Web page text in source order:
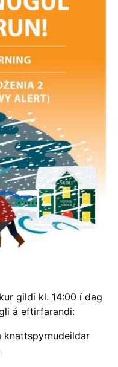
gildi kl. 14:00 í dag
á eftirfarandi: